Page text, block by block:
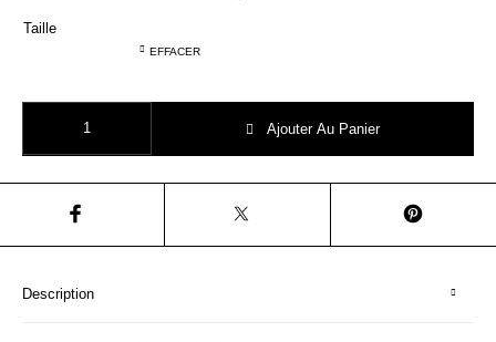
Taille
EFFACER
Ajouter Au Panier
Description